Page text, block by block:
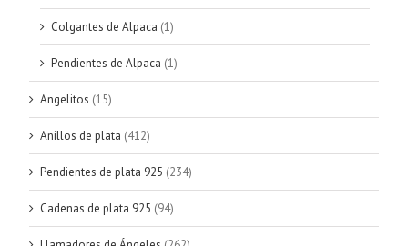
Colgantes de Alpaca (1)
Pendientes de Alpaca (1)
Angelitos (15)
Anillos de plata (412)
Pendientes de plata 925 (234)
Cadenas de plata 925 (94)